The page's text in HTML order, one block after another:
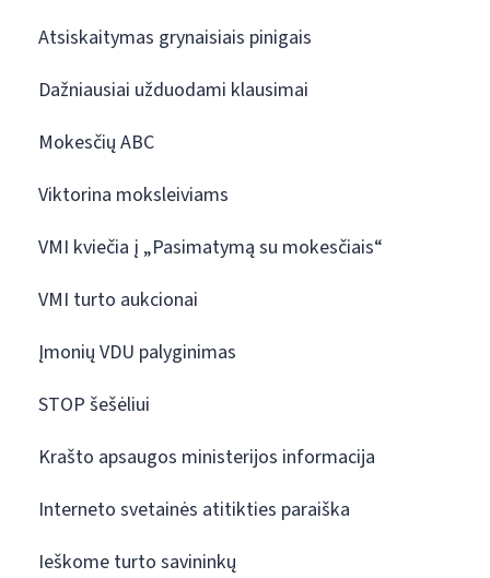
Atsiskaitymas grynaisiais pinigais
Dažniausiai užduodami klausimai
Mokesčių ABC
Viktorina moksleiviams
VMI kviečia į „Pasimatymą su mokesčiais“
VMI turto aukcionai
Įmonių VDU palyginimas
STOP šešėliui
Krašto apsaugos ministerijos informacija
Interneto svetainės atitikties paraiška
Ieškome turto savininkų